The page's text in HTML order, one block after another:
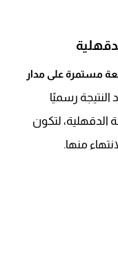
مستمرة على مدار
النتيجة رسميًا
الدقهلية، لتكون
منها.